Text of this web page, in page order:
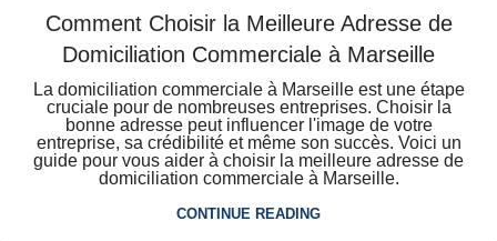
Comment Choisir la Meilleure Adresse de
Domiciliation Commerciale à Marseille
La domiciliation commerciale à Marseille est une étape
cruciale pour de nombreuses entreprises. Choisir la
bonne adresse peut influencer l'image de votre
entreprise, sa crédibilité et même son succès. Voici un
guide pour vous aider à choisir la meilleure adresse de
domiciliation commerciale à Marseille.
CONTINUE READING